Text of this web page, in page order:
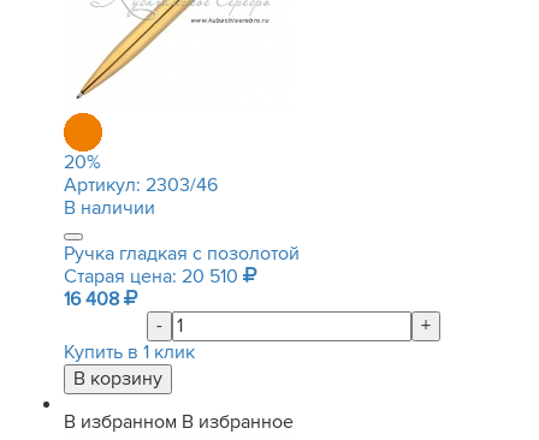
20%
Артикул: 2303/46
В наличии
Ручка гладкая с позолотой
Старая цена: 20 510
16 408
-
+
Купить в 1 клик
В избранном В избранное